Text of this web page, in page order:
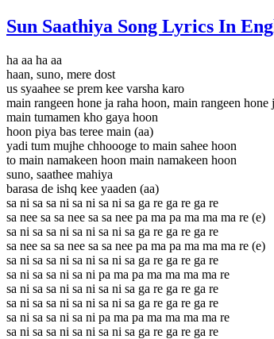
Sun Saathiya Song Lyrics In
ha aa ha aa
haan, suno, mere dost
us syaahee se prem kee varsha karo
main rangeen hone ja raha hoon, main rangeen
main tumamen kho gaya hoon
hoon piya bas teree main (aa)
yadi tum mujhe chhoooge to main sahee hoon
to main namakeen hoon main namakeen hoon
suno, saathee mahiya
barasa de ishq kee yaaden (aa)
sa ni sa sa ni sa ni sa ni sa ga re ga re ga re
sa nee sa sa nee sa sa nee pa ma pa ma ma ma re (e)
sa ni sa sa ni sa ni sa ni sa ga re ga re ga re
sa nee sa sa nee sa sa nee pa ma pa ma ma ma re (e)
sa ni sa sa ni sa ni sa ni sa ga re ga re ga re
sa ni sa sa ni sa ni pa ma pa ma ma ma ma re
sa ni sa sa ni sa ni sa ni sa ga re ga re ga re
sa ni sa sa ni sa ni sa ni sa ga re ga re ga re
sa ni sa sa ni sa ni pa ma pa ma ma ma ma re
sa ni sa sa ni sa ni sa ni sa ga re ga re ga re